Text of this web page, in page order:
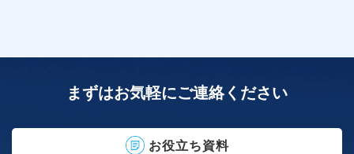
まずはお気軽にご連絡ください
お役立ち資料